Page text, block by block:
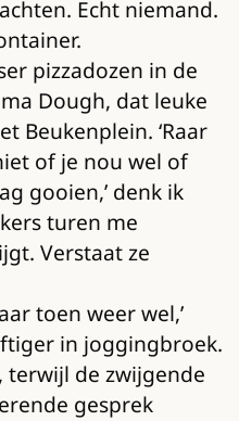
Echt niemand.
pizzadozen in de
Dough, dat leuke
Beukenplein. ‘Raar
of je nou wel of
gooien,’ denk ik
turen me
Verstaat ze
toen weer wel,’
in joggingbroek.
terwijl de zwijgende
gesprek